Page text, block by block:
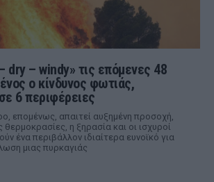
dry – windy» τις επόμενες 48
ο κίνδυνος φωτιάς,
6 περιφέρειες
επομένως, απαιτεί αυξημένη προσοχή,
η ξηρασία και οι ισχυροί
ένα περιβάλλον ιδιαίτερα ευνοϊκό για
μιας πυρκαγιάς